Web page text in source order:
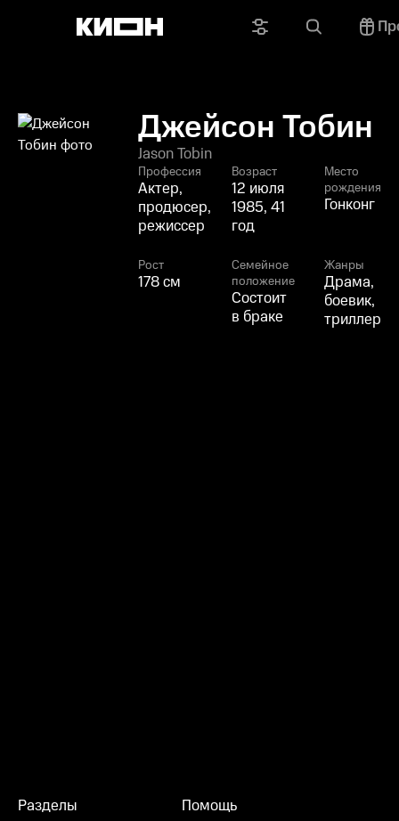
Джейсон Тобин
Jason Tobin
Профессия
Актер,
продюсер,
режиссер
Возраст
12 июля
1985, 41
год
Место
рождения
Гонконг
Рост
178 см
Семейное
положение
Состоит
в браке
Жанры
Драма,
боевик,
триллер
Разделы Помощь